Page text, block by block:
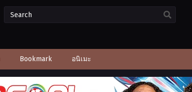
Bookmark อนิเมะ